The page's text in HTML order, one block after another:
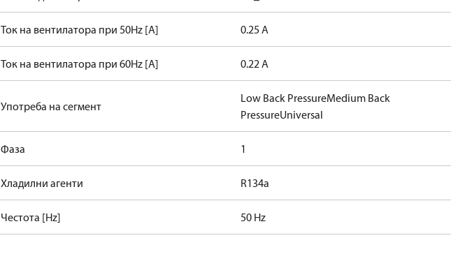
Ток на вентилатора при 50Hz [A] 0.25 A
Ток на вентилатора при 60Hz [A] 0.22 A
Употреба на сегмент
Low Back PressureMedium Back
PressureUniversal
Фаза 1
Хладилни агенти R134a
Честота [Hz] 50 Hz